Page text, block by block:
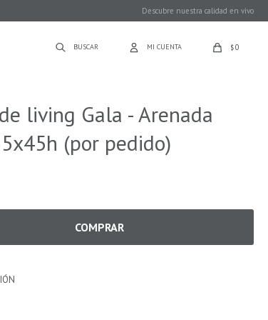
$0
Descubre nuestra calidad en vivo
living Gala - Arenada
(por pedido)
COMPRAR